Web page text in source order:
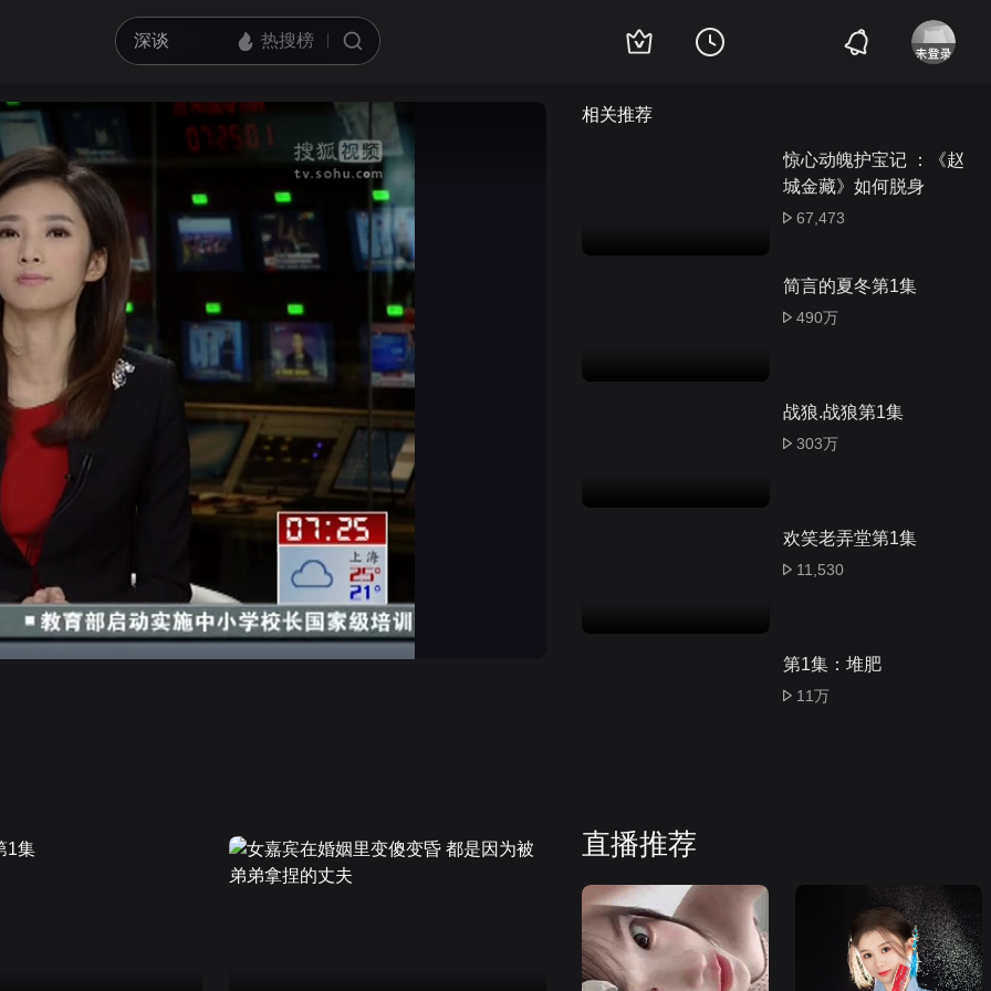
高清 倍速
循环播放
跳过片头片尾
画面色彩调整
亮度
饱和度
对比度
相关推荐
惊心动魄护宝记 ：《赵
城金藏》如何脱身
67,473
简言的夏冬第1集
490万
战狼.战狼第1集
303万
欢笑老弄堂第1集
11,530
第1集：堆肥
11万
开局有剑域，我能苟成
剑神第1集
直播推荐